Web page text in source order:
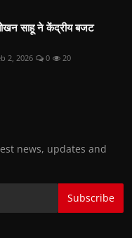
साहू ने केंद्रीय बजट
2, 2026 0 20
news, updates and
Subscribe